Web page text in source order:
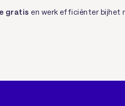
gratis en werk efficiënter bijhet